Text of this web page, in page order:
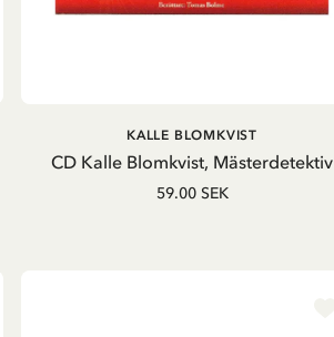
LÄGG I VARUKORG
CD Kalle Blomkvist, Mästerdetektiv
KALLE BLOMKVIST
59.00 SEK